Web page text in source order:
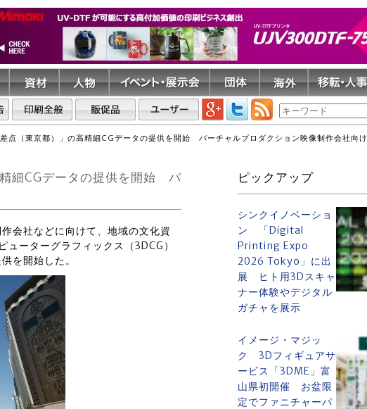
点（東京都）」の高精細CGデータの提供を開始 バーチャルプロダクション映像制作会社向け
細CGデータの提供を開始 バ
会社などに向けて、地域の文化資
ーターグラフィックス（3DCG）
を開始した。
ピックアップ
シンクイノベーショ
ン 「Digital
Printing Expo
2026 Tokyo」に出
展 ヒト用3Dスキャ
ナー体験やデジタル
ガチャを展示
イメージ・マジッ
ク 3Dフィギュアサ
ービス「3DME」富
山県初開催 お盆限
定でファニチャーパ